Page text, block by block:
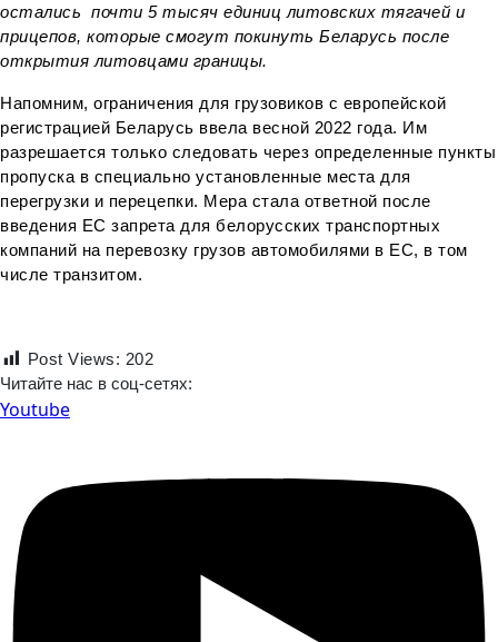
остались почти 5 тысяч единиц литовских тягачей и
прицепов, которые смогут покинуть Беларусь после
открытия литовцами границы.
Напомним, ограничения для грузовиков с европейской
регистрацией Беларусь ввела весной 2022 года. Им
разрешается только следовать через определенные пункты
пропуска в специально установленные места для
перегрузки и перецепки. Мера стала ответной после
введения ЕС запрета для белорусских транспортных
компаний на перевозку грузов автомобилями в ЕС, в том
числе транзитом.
Post Views: 202
Читайте нас в соц-сетях:
Youtube